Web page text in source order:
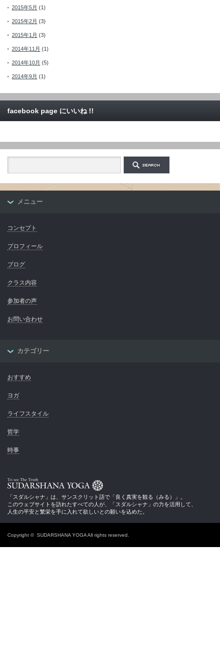
2015年5月 (1)
2015年2月 (3)
2015年1月 (3)
2014年11月 (1)
2014年10月 (5)
2014年9月 (1)
facebook page にいいね !!
メニュー
コンセプト
プロフィール
ブログ
クラス内容
参加者の声
お問い合わせ
カテゴリー
おすすめ
ヨガ
ライフスタイル
哲学
時事
「スダルシャナ」は、サンスクリット語で「良く真実を観る（みる）」。
このウェブサイトを訪れたすべての人が、「スダルシャナ」の力を活用して、
人生の平安と繁栄を手に入れて欲しいとの願いを込めた。
Copyright © SUDARSHANA YOGAAll rights reserved.